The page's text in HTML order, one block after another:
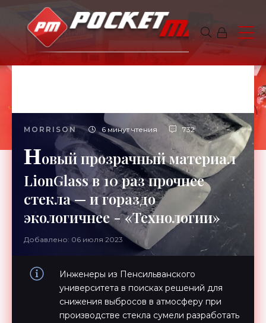
MORRISON 6 минут чтения 732
Новый прозрачный материал
LionGlass в 10 раз прочнее
стекла — и гораздо
экологичнее - «Технологии»
Добавлено: 06 июля 2023
Инженеры из Пенсильванского
университета в поисках решений для
снижения выбросов в атмосферу при
производстве стекла сумели разработать